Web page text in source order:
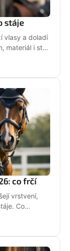
stáje
vlasy a doladí
materiál i styl
co frčí
vrstvení,
Co